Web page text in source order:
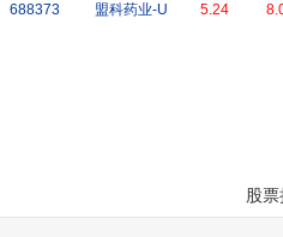
688373 盟科药业-U 5.24
股